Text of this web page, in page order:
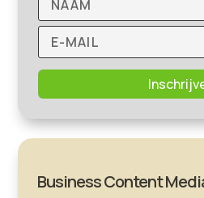
Business Content